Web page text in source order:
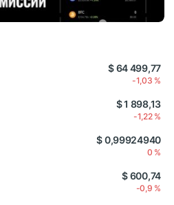
$ 64 499,77
-1,03 %
$ 1 898,13
-1,22 %
$ 0,99924940
0 %
$ 600,74
-0,9 %